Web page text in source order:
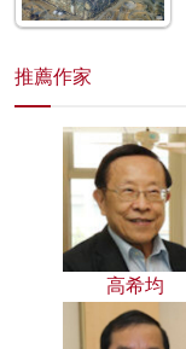
推薦作家
高希均